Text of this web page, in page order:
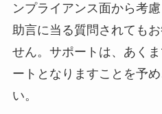
ンプライアンス面から考
助言に当る質問されても
せん。サポートは、あく
ートとなりますことを予
い。